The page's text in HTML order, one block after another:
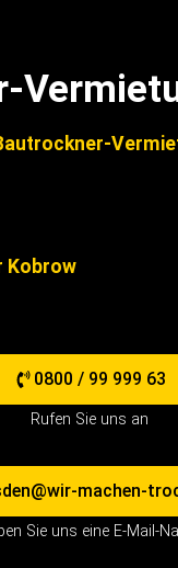
Kobrow
0800 / 99 999 63
Rufen Sie uns an
machen-
Sie uns eine E-Mail-